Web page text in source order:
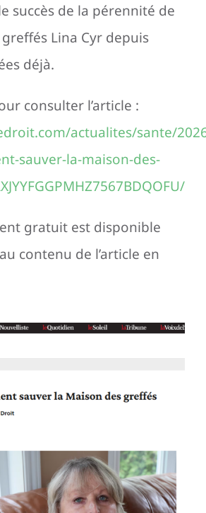
succès de la pérennité de
Lina Cyr depuis
déjà.
consulter l’article :
actualites/sante/
sauver-la-maison-des-
gratuit est disponible
contenu de l’article en